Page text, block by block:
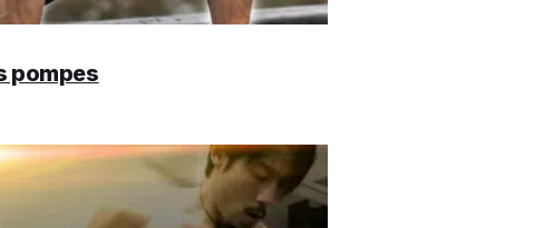
pompes